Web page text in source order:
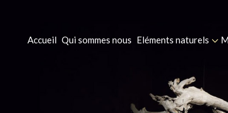
Accueil Qui sommes nous Eléments naturels